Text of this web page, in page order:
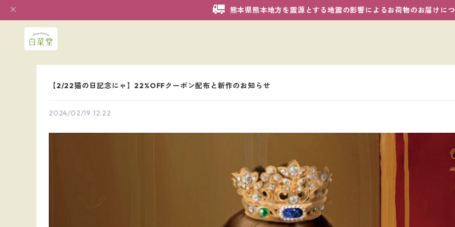
熊本県熊本地方を震源とする地震の影響によるお荷物のお届けに
【2/22猫の日記念にゃ】22%OFFクーポン配布と新作のお知らせ
2024/02/19 12:22